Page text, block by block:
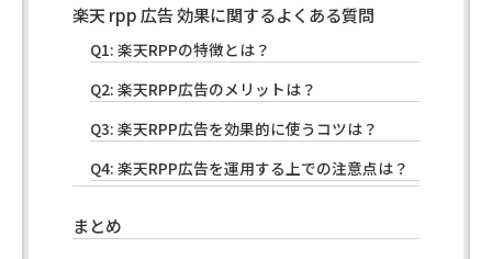
楽天 rpp 広告 効果に関するよくある質問
Q1: 楽天RPPの特徴とは？
Q2: 楽天RPP広告のメリットは？
Q3: 楽天RPP広告を効果的に使うコツは？
Q4: 楽天RPP広告を運用する上での注意点は？
まとめ